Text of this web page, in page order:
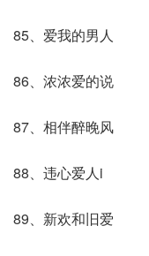
85、爱我的男人
86、浓浓爱的说
87、相伴醉晚风
88、违心爱人i
89、新欢和旧爱